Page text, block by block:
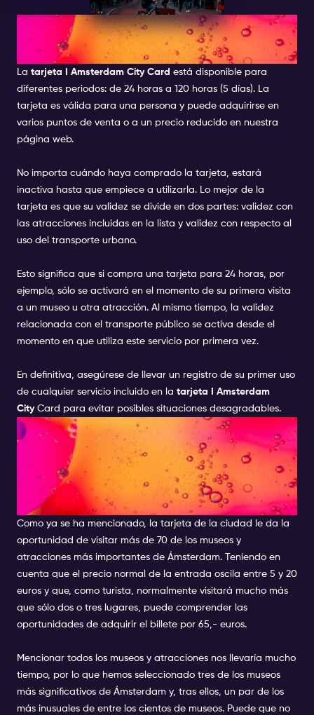
VALIDEZ DE LA TERJETA I
AMSTERDAM CITY CARD
La tarjeta I Amsterdam City Card está disponible para
diferentes periodos: de 24 horas a 120 horas (5 días). La
tarjeta es válida para una persona y puede adquirirse en
varios puntos de venta o a un precio reducido en nuestra
página web.
No importa cuándo haya comprado la tarjeta, estará
inactiva hasta que empiece a utilizarla. Lo mejor de la
tarjeta es que su validez se divide en dos partes: validez con
las atracciones incluidas en la lista y validez con respecto al
uso del transporte urbano.
Esto significa que si compra una tarjeta para 24 horas, por
ejemplo, sólo se activará en el momento de su primera visita
a un museo u otra atracción. Al mismo tiempo, la validez
relacionada con el transporte público se activa desde el
momento en que utiliza este servicio por primera vez.
En definitiva, asegúrese de llevar un registro de su primer uso
de cualquier servicio incluido en la tarjeta I Amsterdam
City Card para evitar posibles situaciones desagradables.
LUGARES MÁS IMPORTANTES
PARA VISITAR CON LA
TARJETA I AMSTERDAM CITY
CARD
Como ya se ha mencionado, la tarjeta de la ciudad le da la
oportunidad de visitar más de 70 de los museos y
atracciones más importantes de Ámsterdam. Teniendo en
cuenta que el precio normal de la entrada oscila entre 5 y 20
euros y que, como turista, normalmente visitará mucho más
que sólo dos o tres lugares, puede comprender las
oportunidades de adquirir el billete por 65,- euros.
Mencionar todos los museos y atracciones nos llevaría mucho
tiempo, por lo que hemos seleccionado tres de los museos
más significativos de Ámsterdam y, tras ellos, un par de los
más inusuales de entre los cientos de museos. Puede que no